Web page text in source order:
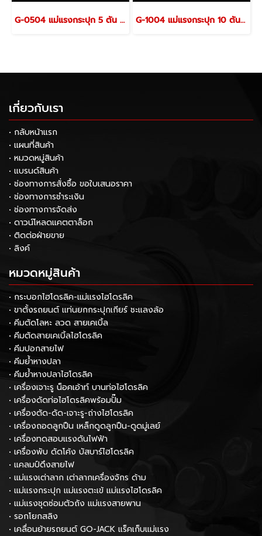
G-0504 แม่แรงกระปุก 5 ตัน (VALVE OVERLOAD) KOMAKI G-1004 แม่แรงกระปุก 10 ตัน (VALVE OVERLOAD) KOMAKI
เกี่ยวกับเรา
• กลับหน้าแรก
• แผนที่สินค้า
• หมวดหมู่สินค้า
• แบรนด์สินค้า
• ช่องทางการสั่งซื้อ ขอใบเสนอราคา
• ช่องทางการชำระเงิน
• ช่องทางการจัดส่ง
• ดาวน์โหลดแคตตาล็อก
• ติดต่อฝ่ายขาย
• ลิงค์
หมวดหมู่สินค้า
• กระบอกไฮโดรลิค-แม่แรงไฮโดรลิค
• ขาตั้งรถยนต์ แท่นยกกระปุกเกียร์ ชะแลงล้อ
• คีมตัดโลหะ ลวด สายเคเบิ้ล
• คีมตัดสายเคเบิ้ลไฮโดรลิค
• คีมปอกสายไฟ
• คีมย้ำหางปลา
• คีมย้ำหางปลาไฮโดรลิค
• เครื่องเจาะรู น็อคเอ้าท์ บานท่อไฮโดรลิค
• เครื่องดัดท่อไฮโดรลิคพร้อมปั๊ม
• เครื่องตัด-ดัด-เจาะรู-ถ่างไฮโดรลิค
• เครื่องถอดลูกปืน เหล็กดูดลูกปืน-ดูดมู่เลย์
• เครื่องทดสอบแรงดันไฟฟ้า
• เครื่องพับ ดัดโค้ง บัสบาร์ไฮโดรลิค
• แคลมป์ดึงสายไฟ
• แม่แรงเต่าลาก เต่าลากเครื่องจักร ด้าม
• แม่แรงกระปุก แม่แรงตะเข้ แม่แรงไฮโดรลิค
• แม่แรงชุดซ่อมตัวถัง แม่แรงสายพาน
• รอกโยกสลิง
• เคลื่อนย้ายรถยนต์ GO-JACK แร็คเก็บแม่แรง